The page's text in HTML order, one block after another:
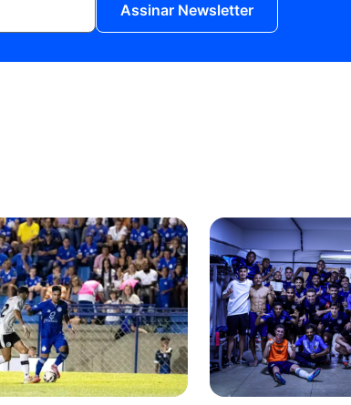
Assinar Newsletter